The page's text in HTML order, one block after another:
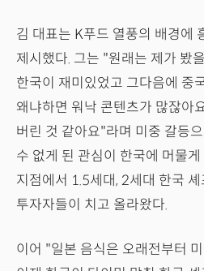
김 대표는 K푸드 열풍의 배경에
제시했다. 그는 "원래는 제가 봤
한국이 재미있었고 그다음에 중
왜냐하면 워낙 콘텐츠가 많잖아
버린 것 같아요"라며 미중 갈등
수 없게 된 관심이 한국에 머물게
지점에서 1.5세대, 2세대 한국
투자자들이 치고 올라왔다.
이어 "일본 음식은 오래전부터